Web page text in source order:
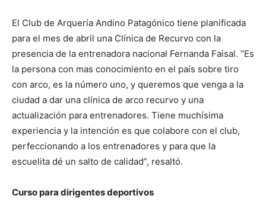
El Club de Arquería Andino Patagónico tiene planificada
para el mes de abril una Clínica de Recurvo con la
presencia de la entrenadora nacional Fernanda Faisal. “Es
la persona con mas conocimiento en el país sobre tiro
con arco, es la número uno, y queremos que venga a la
ciudad a dar una clínica de arco recurvo y una
actualización para entrenadores. Tiene muchísima
experiencia y la intención es que colabore con el club,
perfeccionando a los entrenadores y para que la
escuelita dé un salto de calidad”, resaltó.
Curso para dirigentes deportivos